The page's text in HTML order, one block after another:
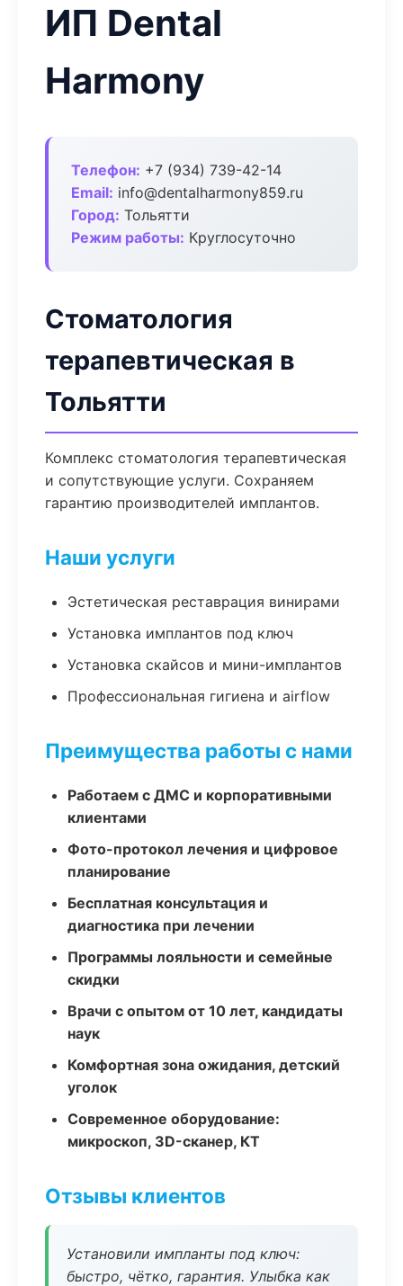
ИП Dental
Harmony
Телефон: +7 (934) 739-42-14
Email: info@dentalharmony859.ru
Город: Тольятти
Режим работы: Круглосуточно
Стоматология
терапевтическая в
Тольятти
Комплекс стоматология терапевтическая
и сопутствующие услуги. Сохраняем
гарантию производителей имплантов.
Наши услуги
Эстетическая реставрация винирами
Установка имплантов под ключ
Установка скайсов и мини-имплантов
Профессиональная гигиена и airflow
Преимущества работы с нами
Работаем с ДМС и корпоративными
клиентами
Фото-протокол лечения и цифровое
планирование
Бесплатная консультация и
диагностика при лечении
Программы лояльности и семейные
скидки
Врачи с опытом от 10 лет, кандидаты
наук
Комфортная зона ожидания, детский
уголок
Современное оборудование:
микроскоп, 3D-сканер, КТ
Отзывы клиентов
Установили импланты под ключ:
быстро, чётко, гарантия. Улыбка как